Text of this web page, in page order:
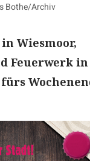
Bothe/Archiv
Wiesmoor,
Feuerwerk in